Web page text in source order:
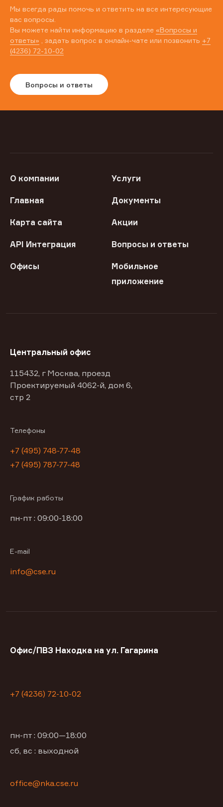
Мы всегда рады помочь и ответить на все интересующие
вас вопросы.
Вы можете найти информацию в разделе «Вопросы и
ответы» , задать вопрос в онлайн-чате или позвонить +7
(4236) 72-10-02
Вопросы и ответы
О компании Услуги
Главная Документы
Карта сайта Акции
API Интеграция Вопросы и ответы
Офисы
Мобильное
приложение
Центральный офис
115432, г Москва, проезд
Проектируемый 4062-й, дом 6,
стр 2
Телефоны
+7 (495) 748-77-48
+7 (495) 787-77-48
График работы
пн-пт : 09:00-18:00
E-mail
info@cse.ru
Офис/ПВЗ Находка на ул. Гагарина
+7 (4236) 72-10-02
пн-пт : 09:00—18:00
сб, вс : выходной
office@nka.cse.ru